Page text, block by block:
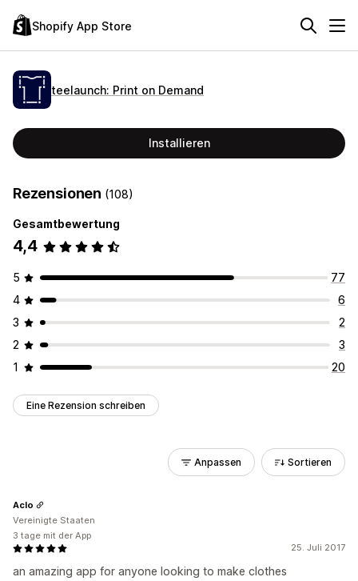
Shopify App Store
teelaunch: Print on Demand
Installieren
Rezensionen (108)
Gesamtbewertung
4,4
5
77
4
6
3
2
2
3
1
20
Eine Rezension schreiben
Anpassen Sortieren
25. Juli 2017
an amazing app for anyone looking to make clothes
Aclo
Vereinigte Staaten
3 tage mit der App